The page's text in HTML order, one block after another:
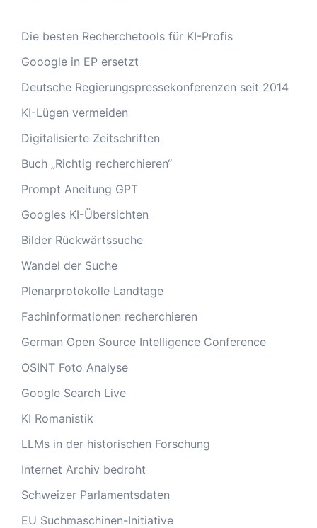
Die besten Recherchetools für KI-Profis
Gooogle in EP ersetzt
Deutsche Regierungspressekonferenzen seit 2014
KI-Lügen vermeiden
Digitalisierte Zeitschriften
Buch „Richtig recherchieren“
Prompt Aneitung GPT
Googles KI-Übersichten
Bilder Rückwärtssuche
Wandel der Suche
Plenarprotokolle Landtage
Fachinformationen recherchieren
German Open Source Intelligence Conference
OSINT Foto Analyse
Google Search Live
KI Romanistik
LLMs in der historischen Forschung
Internet Archiv bedroht
Schweizer Parlamentsdaten
EU Suchmaschinen-Initiative